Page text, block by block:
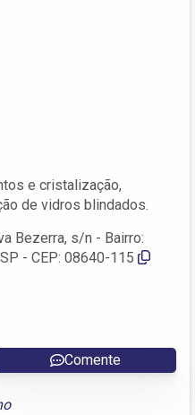
e cristalização,
de vidros blindados.
Bezerra, s/n - Bairro:
- CEP: 08640-115
Comente